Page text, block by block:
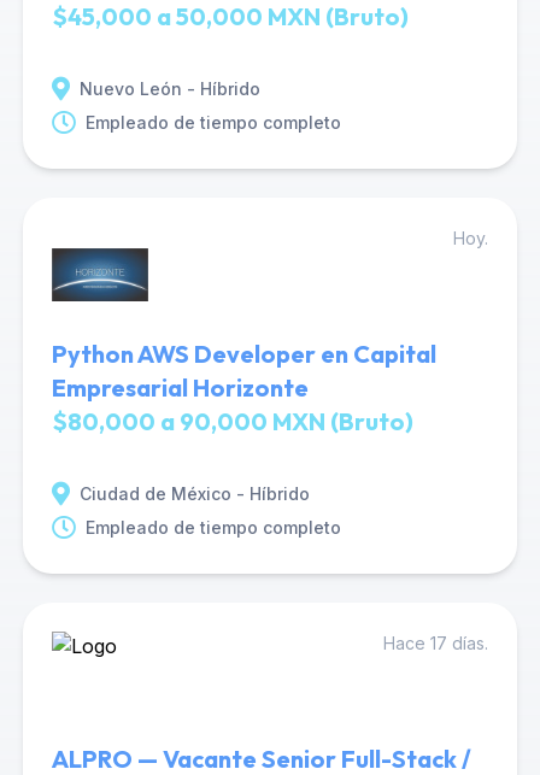
$45,000 a 50,000 MXN (Bruto)
Nuevo León - Híbrido
Empleado de tiempo completo
Hoy.
Python AWS Developer en Capital
Empresarial Horizonte
$80,000 a 90,000 MXN (Bruto)
Ciudad de México - Híbrido
Empleado de tiempo completo
Hace 17 días.
ALPRO — Vacante Senior Full-Stack /